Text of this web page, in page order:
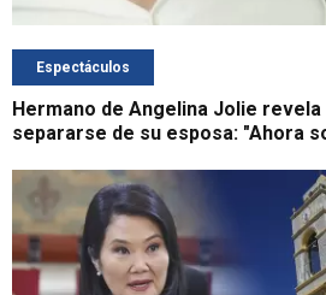
Espectáculos
Hermano de Angelina Jolie
separarse de su esposa: "Ahora